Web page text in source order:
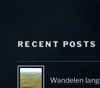
RECENT POSTS
Wandelen